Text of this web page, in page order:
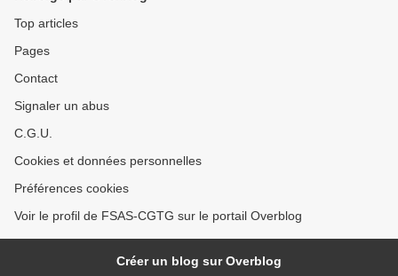
Top articles
Pages
Contact
Signaler un abus
C.G.U.
Cookies et données personnelles
Préférences cookies
Voir le profil de FSAS-CGTG sur le portail Overblog
Créer un blog sur Overblog